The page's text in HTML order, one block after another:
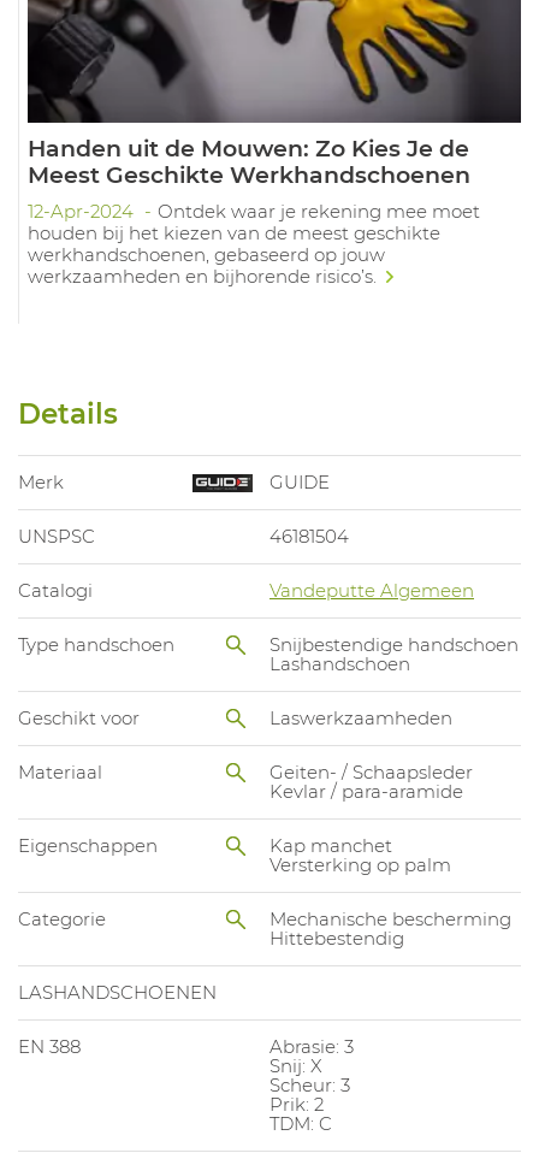
Handen uit de Mouwen: Zo Kies Je de
Meest Geschikte Werkhandschoenen
12-Apr-2024
Ontdek waar je rekening mee moet
houden bij het kiezen van de meest geschikte
werkhandschoenen, gebaseerd op jouw
werkzaamheden en bijhorende risico’s.
Details
Merk GUIDE
UNSPSC 46181504
Catalogi Vandeputte Algemeen
Type handschoen
Snijbestendige handschoen
Lashandschoen
Geschikt voor Laswerkzaamheden
Materiaal
Geiten- / Schaapsleder
Kevlar / para-aramide
Eigenschappen
Kap manchet
Versterking op palm
Categorie
Mechanische bescherming
Hittebestendig
LASHANDSCHOENEN
EN 388
Abrasie: 3
Snij: X
Scheur: 3
Prik: 2
TDM: C